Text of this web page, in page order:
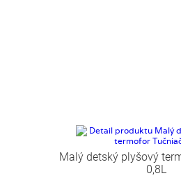
Malý detský plyšový
0,8L